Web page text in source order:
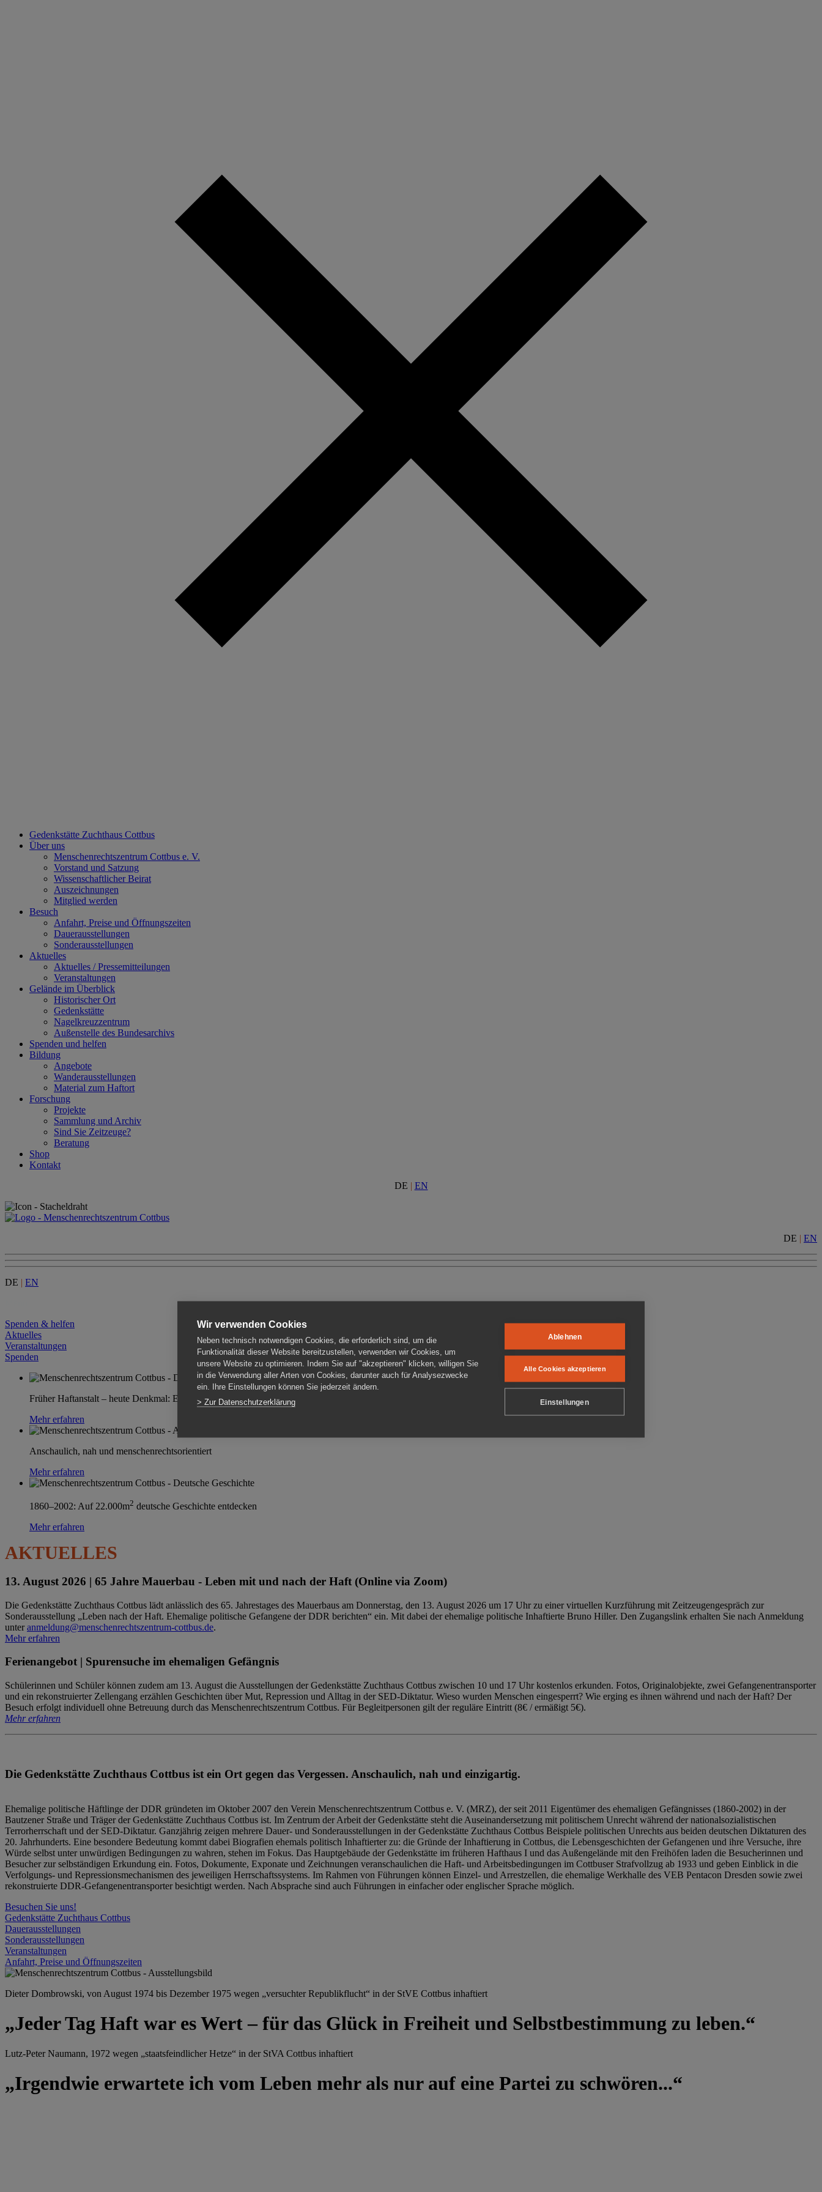
Gedenkstätte Zuchthaus Cottbus
Über uns
Menschenrechtszentrum Cottbus e. V.
Vorstand und Satzung
Wissenschaftlicher Beirat
Auszeichnungen
Mitglied werden
Besuch
Anfahrt, Preise und Öffnungszeiten
Dauerausstellungen
Sonderausstellungen
Aktuelles
Aktuelles / Pressemitteilungen
Veranstaltungen
Gelände im Überblick
Historischer Ort
Gedenkstätte
Nagelkreuzzentrum
Außenstelle des Bundesarchivs
Spenden und helfen
Bildung
Angebote
Wanderausstellungen
Material zum Haftort
Forschung
Projekte
Sammlung und Archiv
Sind Sie Zeitzeuge?
Beratung
Shop
Kontakt
DE | EN
DE | EN
DE | EN
Spenden & helfen
Aktuelles
Veranstaltungen
Spenden
Früher Haftanstalt – heute Denkmal: Einen Ort im Wandel erleben
Mehr erfahren
Anschaulich, nah und menschenrechtsorientiert
Mehr erfahren
1860–2002: Auf 22.000m2 deutsche Geschichte entdecken
Mehr erfahren
AKTUELLES
13. August 2026 | 65 Jahre Mauerbau - Leben mit und nach der Haft (Online via Zoom)
Die Gedenkstätte Zuchthaus Cottbus lädt anlässlich des 65. Jahrestages des Mauerbaus am Donnerstag, den 13. August 2026 um 17 Uhr zu einer virtuellen Kurzführung mit Zeitzeugengespräch zur
Sonderausstellung „Leben nach der Haft. Ehemalige politische Gefangene der DDR berichten“ ein. Mit dabei der ehemalige politische Inhaftierte Bruno Hiller. Den Zugangslink erhalten Sie nach Anmeldung
unteranmeldung@menschenrechtszentrum-cottbus.de.
Mehr erfahren
Ferienangebot | Spurensuche im ehemaligen Gefängnis
Schülerinnen und Schüler können zudem am 13. August die Ausstellungen der Gedenkstätte Zuchthaus Cottbus zwischen 10 und 17 Uhr kostenlos erkunden. Fotos, Originalobjekte, zwei Gefangenentransporter
und ein rekonstruierter Zellengang erzählen Geschichten über Mut, Repression und Alltag in der SED-Diktatur. Wieso wurden Menschen eingesperrt? Wie erging es ihnen während und nach der Haft? Der
Besuch erfolgt individuell ohne Betreuung durch das Menschenrechtszentrum Cottbus. Für Begleitpersonen gilt der reguläre Eintritt (8€ / ermäßigt 5€).
Mehr erfahren
Die Gedenkstätte Zuchthaus Cottbus ist ein Ort gegen das Vergessen. Anschaulich, nah und einzigartig.
Ehemalige politische Häftlinge der DDR gründeten im Oktober 2007 den Verein Menschenrechtszentrum Cottbus e. V. (MRZ), der seit 2011 Eigentümer des ehemaligen Gefängnisses (1860-2002) in der
Bautzener Straße und Träger der Gedenkstätte Zuchthaus Cottbus ist. Im Zentrum der Arbeit der Gedenkstätte steht die Auseinandersetzung mit politischem Unrecht während der nationalsozialistischen
Terrorherrschaft und der SED-Diktatur. Ganzjährig zeigen mehrere Dauer- und Sonderausstellungen in der Gedenkstätte Zuchthaus Cottbus Beispiele politischen Unrechts aus beiden deutschen Diktaturen des
20. Jahrhunderts. Eine besondere Bedeutung kommt dabei Biografien ehemals politisch Inhaftierter zu: die Gründe der Inhaftierung in Cottbus, die Lebensgeschichten der Gefangenen und ihre Versuche, ihre
Würde selbst unter unwürdigen Bedingungen zu wahren, stehen im Fokus. Das Hauptgebäude der Gedenkstätte im früheren Hafthaus I und das Außengelände mit den Freihöfen laden die Besucherinnen und
Besucher zur selbständigen Erkundung ein. Fotos, Dokumente, Exponate und Zeichnungen veranschaulichen die Haft- und Arbeitsbedingungen im Cottbuser Strafvollzug ab 1933 und geben Einblick in die
Verfolgungs- und Repressionsmechanismen des jeweiligen Herrschaftssystems. Im Rahmen von Führungen können Einzel- und Arrestzellen, die ehemalige Werkhalle des VEB Pentacon Dresden sowie zwei
rekonstruierte DDR-Gefangenentransporter besichtigt werden. Nach Absprache sind auch Führungen in einfacher oder englischer Sprache möglich.
Besuchen Sie uns!
Gedenkstätte Zuchthaus Cottbus
Dauerausstellungen
Sonderausstellungen
Veranstaltungen
Anfahrt, Preise und Öffnungszeiten
Dieter Dombrowski, von August 1974 bis Dezember 1975 wegen „versuchter Republikflucht“ in der StVE Cottbus inhaftiert
„Jeder Tag Haft war es Wert – für das Glück in Freiheit und Selbstbestimmung zu leben.“
Lutz-Peter Naumann, 1972 wegen „staatsfeindlicher Hetze“ in der StVA Cottbus inhaftiert
„Irgendwie erwartete ich vom Leben mehr als nur auf eine Partei zu schwören...“
Wir verwenden Cookies
Neben technisch notwendigen Cookies, die erforderlich sind, um die
Funktionalität dieser Website bereitzustellen, verwenden wir Cookies, um
unsere Website zu optimieren. Indem Sie auf "akzeptieren" klicken, willigen Sie
in die Verwendung aller Arten von Cookies, darunter auch für Analysezwecke
ein. Ihre Einstellungen können Sie jederzeit ändern.
> Zur Datenschutzerklärung
Ablehnen
Alle Cookies akzeptieren
Einstellungen